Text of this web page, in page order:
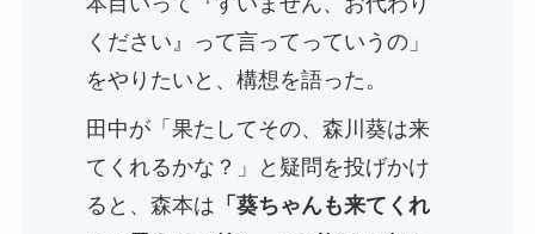
ください』って言ってっていうの」
をやりたいと、構想を語った。
田中が「果たしてその、森川葵は来
てくれるかな？」と疑問を投げかけ
ると、森本は 「葵ちゃんも来てくれ